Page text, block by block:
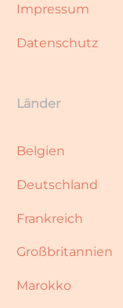
Impressum
Datenschutz
Länder
Belgien
Deutschland
Frankreich
Großbritannien
Marokko